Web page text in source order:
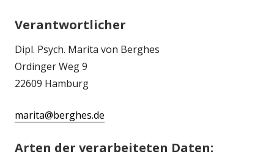
Verantwortlicher
Dipl. Psych. Marita von Berghes
Ordinger Weg 9
22609 Hamburg
marita@berghes.de
Arten der verarbeiteten Daten: